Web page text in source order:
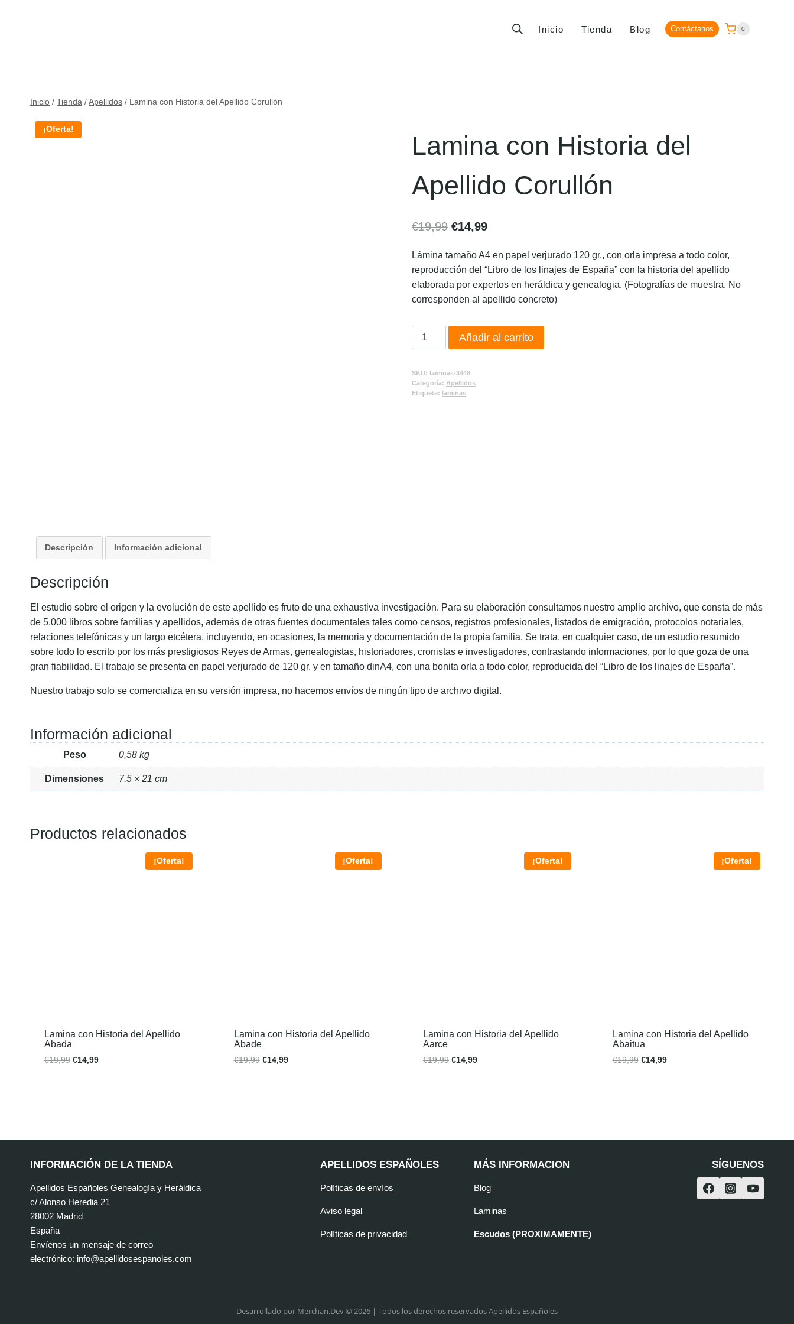
Inicio Tienda Blog Contáctanos 0
Inicio / Tienda / Apellidos / Lamina con Historia del Apellido Corullón
¡Oferta!
Lamina con Historia del
Apellido Corullón
€19,99 €14,99
Lámina tamaño A4 en papel verjurado 120 gr., con orla impresa a todo color,
reproducción del “Libro de los linajes de España” con la historia del apellido
elaborada por expertos en heráldica y genealogia. (Fotografías de muestra. No
corresponden al apellido concreto)
Añadir al carrito
SKU: laminas-3448
Categoría: Apellidos
Etiqueta: laminas
Descripción Información adicional
Descripción
El estudio sobre el origen y la evolución de este apellido es fruto de una exhaustiva investigación. Para su elaboración consultamos nuestro amplio archivo, que consta de más
de 5.000 libros sobre familias y apellidos, además de otras fuentes documentales tales como censos, registros profesionales, listados de emigración, protocolos notariales,
relaciones telefónicas y un largo etcétera, incluyendo, en ocasiones, la memoria y documentación de la propia familia. Se trata, en cualquier caso, de un estudio resumido
sobre todo lo escrito por los más prestigiosos Reyes de Armas, genealogistas, historiadores, cronistas e investigadores, contrastando informaciones, por lo que goza de una
gran fiabilidad. El trabajo se presenta en papel verjurado de 120 gr. y en tamaño dinA4, con una bonita orla a todo color, reproducida del “Libro de los linajes de España”.
Nuestro trabajo solo se comercializa en su versión impresa, no hacemos envíos de ningún tipo de archivo digital.
Información adicional
Peso 0,58 kg
Dimensiones 7,5 × 21 cm
Productos relacionados
¡Oferta!
Lamina con Historia del Apellido
Abada
€19,99 €14,99
¡Oferta!
Lamina con Historia del Apellido
Abade
€19,99 €14,99
¡Oferta!
Lamina con Historia del Apellido
Aarce
€19,99 €14,99
¡Oferta!
Lamina con Historia del Apellido
Abaitua
€19,99 €14,99
INFORMACIÓN DE LA TIENDA
Apellidos Españoles Genealogía y Heráldica
c/ Alonso Heredia 21
28002 Madrid
España
Envíenos un mensaje de correo
electrónico: info@apellidosespanoles.com
APELLIDOS ESPAÑOLES
Políticas de envíos
Aviso legal
Políticas de privacidad
MÁS INFORMACION
Blog
Laminas
Escudos (PROXIMAMENTE)
SÍGUENOS
Desarrollado por Merchan.Dev © 2026 | Todos los derechos reservados Apellidos Españoles